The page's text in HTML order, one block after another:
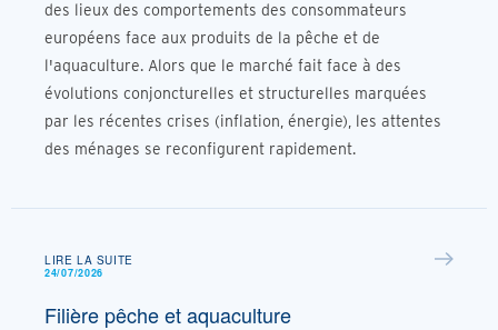
des lieux des comportements des consommateurs
européens face aux produits de la pêche et de
l'aquaculture. Alors que le marché fait face à des
évolutions conjoncturelles et structurelles marquées
par les récentes crises (inflation, énergie), les attentes
des ménages se reconfigurent rapidement.
LIRE LA SUITE
24/07/2026
Filière pêche et aquaculture